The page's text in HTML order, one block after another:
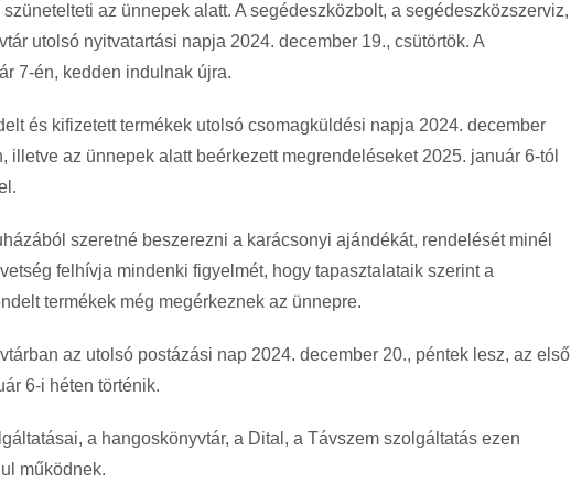
az ünnepek alatt. A segédeszközbolt, a segédeszközszerviz,
utolsó nyitvatartási napja 2024. december 19., csütörtök. A
7-én, kedden indulnak újra.
és kifizetett termékek utolsó csomagküldési napja 2024. december
illetve az ünnepek alatt beérkezett megrendeléseket 2025. január 6-tól
szeretné beszerezni a karácsonyi ajándékát, rendelését minél
felhívja mindenki figyelmét, hogy tapasztalataik szerint a
termékek még megérkeznek az ünnepre.
az utolsó postázási nap 2024. december 20., péntek lesz, az első
6-i héten történik.
a hangoskönyvtár, a Dital, a Távszem szolgáltatás ezen
működnek.